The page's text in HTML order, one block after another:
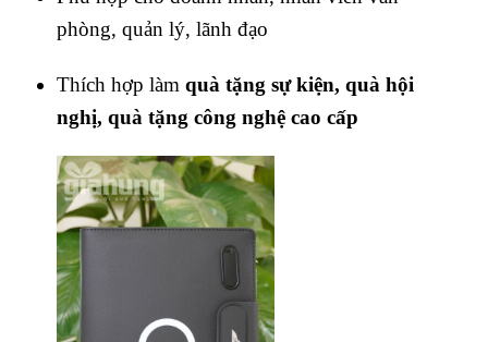
phòng, quản lý, lãnh đạo
Thích hợp làm quà tặng sự kiện, quà hội
nghị, quà tặng công nghệ cao cấp